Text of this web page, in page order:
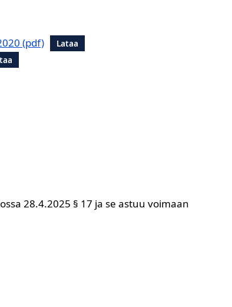
Lataa
28.4.2025 § 17 ja se astuu voimaan